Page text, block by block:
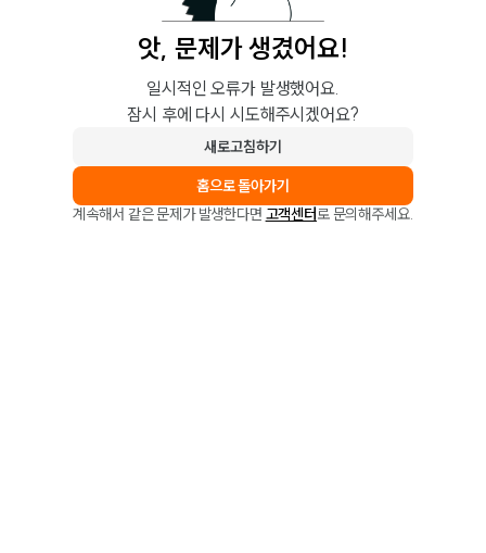
앗, 문제가 생겼어요!
일시적인 오류가 발생했어요.
잠시 후에 다시 시도해주시겠어요?
새로고침하기
홈으로 돌아가기
계속해서 같은 문제가 발생한다면 고객센터로 문의해주세요.